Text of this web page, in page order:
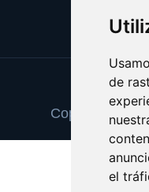
de
el
Update
Copyright ©